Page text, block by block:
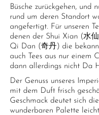
Büsche zurückgehen, und
rund um deren Standort
angefertigt. Für unseren
denen der Shui Xian (水
Qi Dan (奇丹) die
auch Tees aus nur einem
dann allerdings nicht Da
Der Genuss unseres
mit dem Duft frisch
Geschmack deutet sich
wunderbaren Palette